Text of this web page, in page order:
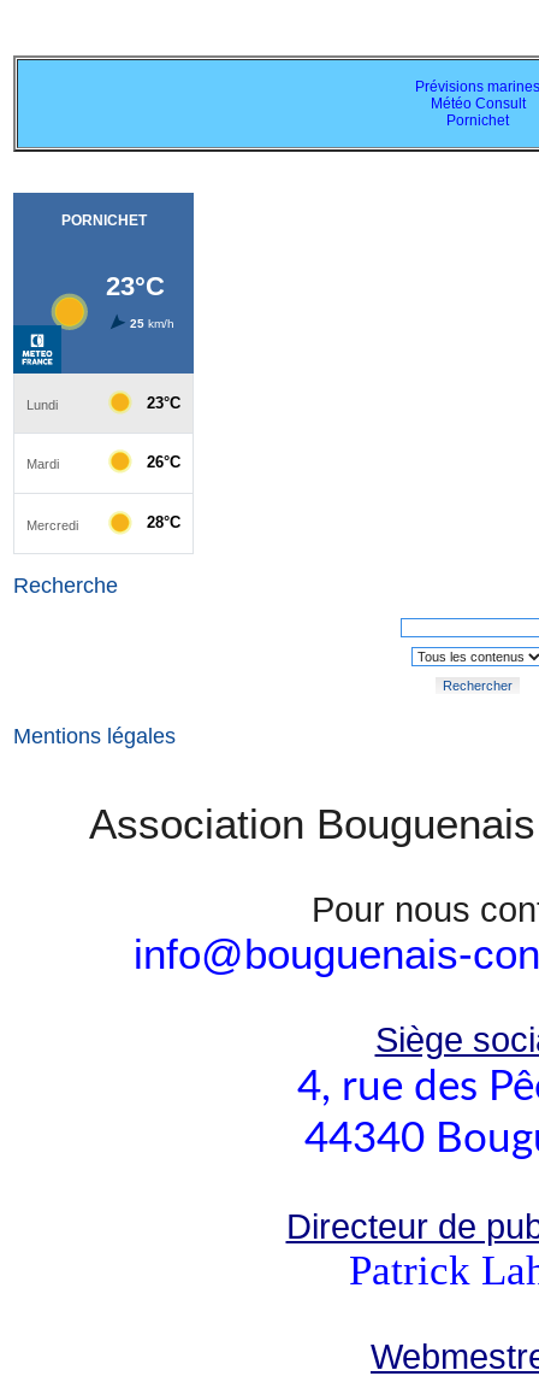
Prévisions marines
Météo Consult
Pornichet
Recherche
Rechercher
Mentions légales
Association
Pour nous
info@bouguenais-
Siège
4, rue des
44340
Directeur de
Patrick